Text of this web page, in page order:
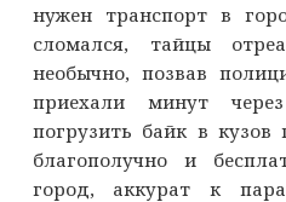
нужен транспорт в
сломался, тайцы
необычно, позвав
приехали минут
погрузить байк в
благополучно и
город, аккурат к